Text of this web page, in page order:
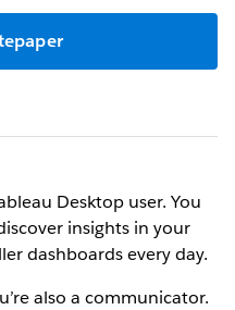
Desktop user. You
insights in your
dashboards every day.
also a communicator.